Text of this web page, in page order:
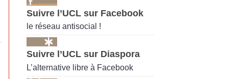
Suivre l’UCL sur Facebook
le réseau antisocial !
Suivre l’UCL sur Diaspora
L’alternative libre à Facebook